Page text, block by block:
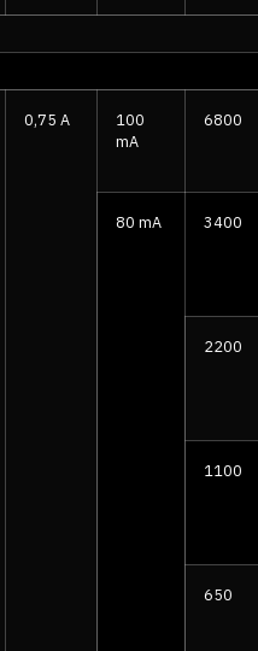
0,75 A
100
mA
6800
80 mA 3400
2200
1100
650